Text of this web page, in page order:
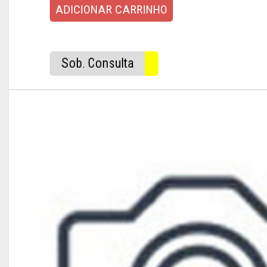
ADICIONAR CARRINHO
Sob. Consulta